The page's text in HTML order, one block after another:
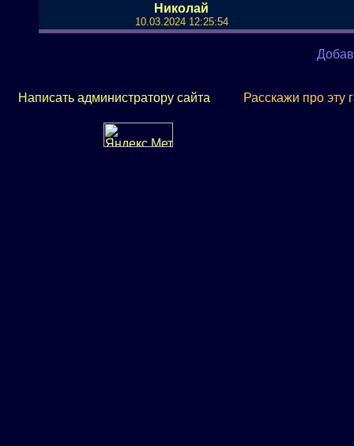
Николай
10.03.2024 12:25:54
Написать администратору сайта Расскажи про эту